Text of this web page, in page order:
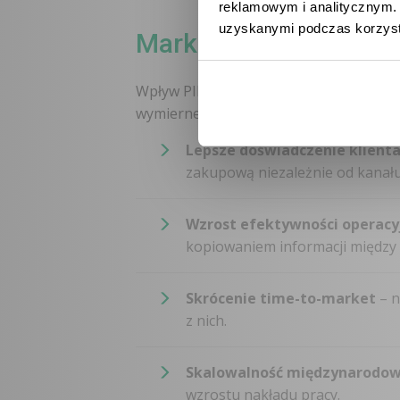
reklamowym i
uzyskanymi podczas
Marketing
Wpływ PIM na omnichannel wykracza
wymierne rezultaty biznesowe:
Lepsze doświadczenie klienta
zakupową niezależnie od
Wzrost efektywności
kopiowaniem informacji
Skrócenie time-to-market –
z nich.
Skalowalność
wzrostu nakładu pracy.